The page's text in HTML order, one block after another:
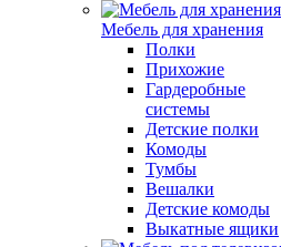
Мебель для хранения
Полки
Прихожие
Гардеробные
системы
Детские полки
Комоды
Тумбы
Вешалки
Детские комоды
Выкатные ящики